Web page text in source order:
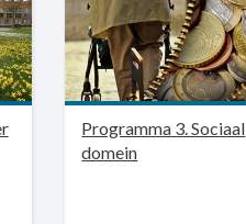
Programma 3. Sociaal
domein